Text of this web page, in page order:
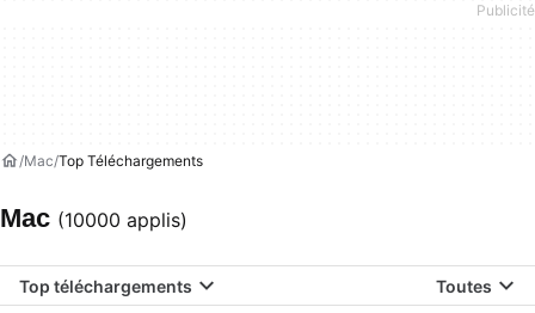
Mac Top Téléchargements
Mac (10000 applis)
Top téléchargements Toutes